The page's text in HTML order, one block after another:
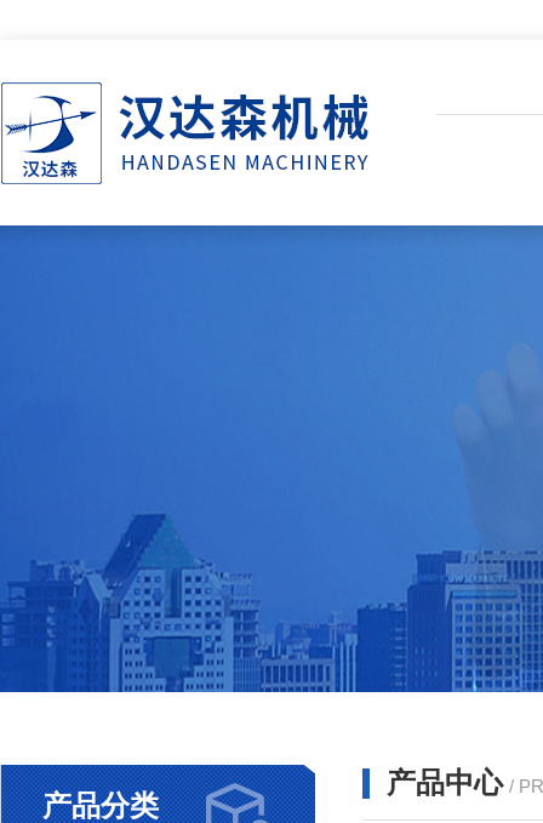
产品分类
产品中心 /